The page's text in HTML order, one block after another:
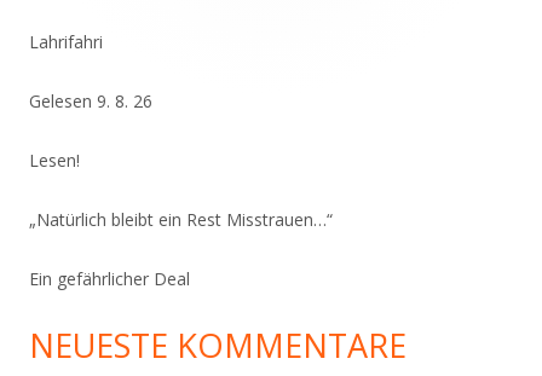
Lahrifahri
Gelesen 9. 8. 26
Lesen!
„Natürlich bleibt ein Rest Misstrauen…“
Ein gefährlicher Deal
NEUESTE KOMMENTARE